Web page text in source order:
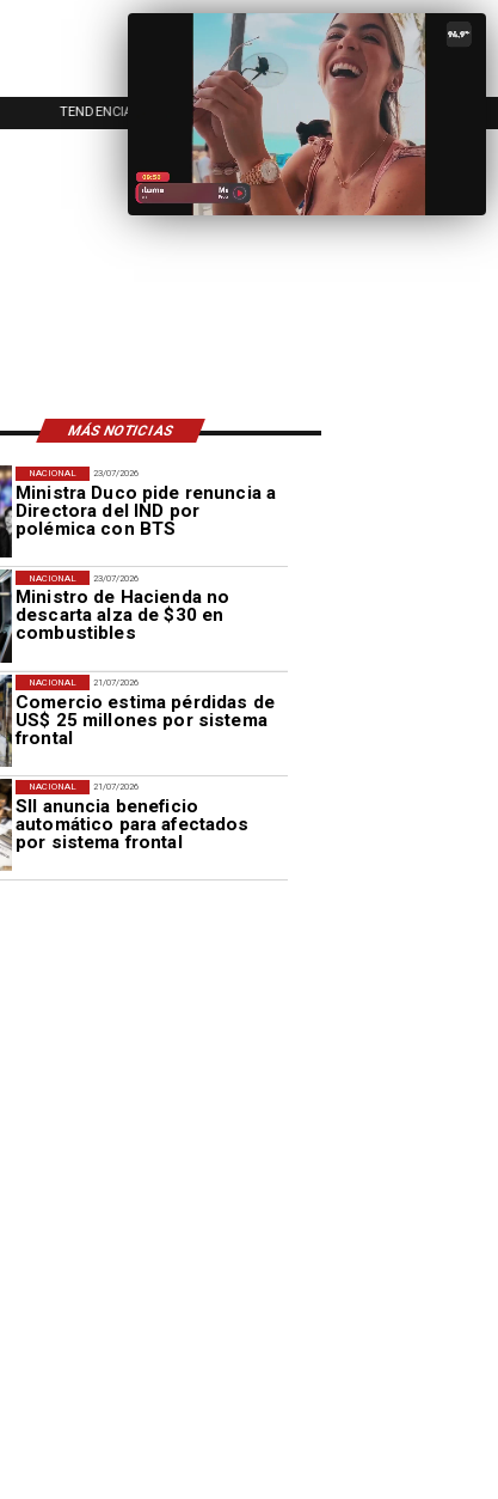
TENDENCIAS
MÁS NOTICIAS
23/07/2026
Ministra Duco pide renuncia a
Directora del IND por
polémica con BTS
NACIONAL
23/07/2026
Ministro de Hacienda no
descarta alza de $30 en
combustibles
NACIONAL
21/07/2026
Comercio estima pérdidas de
US$ 25 millones por sistema
frontal
NACIONAL
21/07/2026
SII anuncia beneficio
automático para afectados
por sistema frontal
NACIONAL